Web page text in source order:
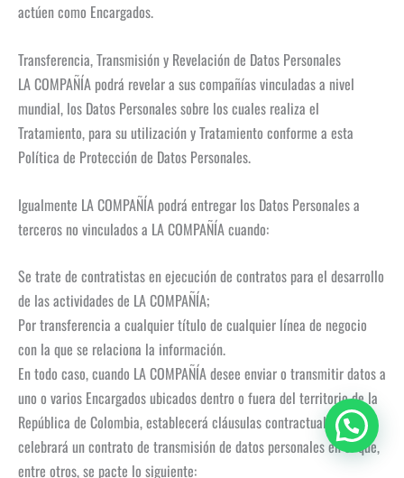
actúen como Encargados.
Transferencia, Transmisión y Revelación de Datos Personales
LA COMPAÑÍA podrá revelar a sus compañías vinculadas a nivel
mundial, los Datos Personales sobre los cuales realiza el
Tratamiento, para su utilización y Tratamiento conforme a esta
Política de Protección de Datos Personales.
Igualmente LA COMPAÑÍA podrá entregar los Datos Personales a
terceros no vinculados a LA COMPAÑÍA cuando:
Se trate de contratistas en ejecución de contratos para el desarrollo
de las actividades de LA COMPAÑÍA;
Por transferencia a cualquier título de cualquier línea de negocio
con la que se relaciona la información.
En todo caso, cuando LA COMPAÑÍA desee enviar o transmitir datos a
uno o varios Encargados ubicados dentro o fuera del territorio de la
República de Colombia, establecerá cláusulas contractuales o
celebrará un contrato de transmisión de datos personales en el que,
entre otros, se pacte lo siguiente: